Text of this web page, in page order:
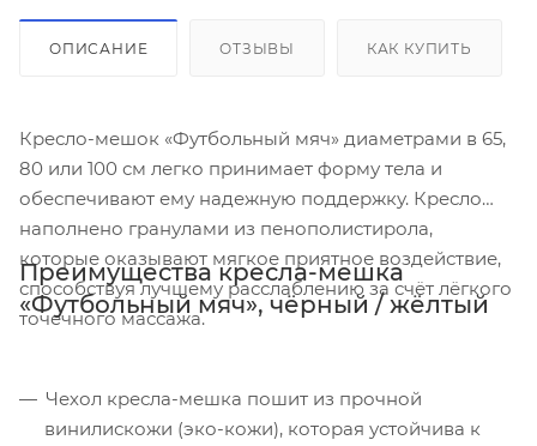
ОПИСАНИЕ ОТЗЫВЫ КАК КУПИТЬ
Кресло-мешок «Футбольный мяч» диаметрами в 65,
80 или 100 см легко принимает форму тела и
обеспечивают ему надежную поддержку. Кресло
наполнено гранулами из пенополистирола,
которые оказывают мягкое приятное воздействие,
способствуя лучшему расслаблению за счёт лёгкого
точечного массажа.
Преимущества кресла-мешка
«Футбольный мяч», чёрный / жёлтый
Чехол кресла-мешка пошит из прочной
винилискожи (эко-кожи), которая устойчива к